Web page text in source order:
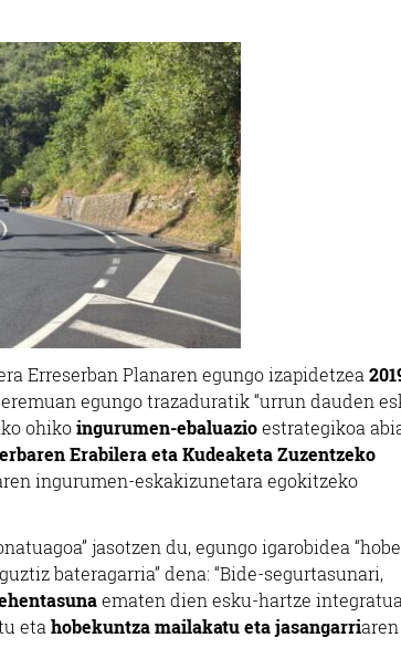
Erreserban Planaren egungo izapidetzea
egungo trazaduratik “urrun dauden
ohikoingurumen-ebaluazioestrategikoa
Erabilera eta Kudeaketa Zuzentzeko
ingurumen-eskakizunetara egokitzeko
jasotzen du, egungo igarobidea
bateragarria” dena: “Bide-segurtasunari,
ematen dien esku-hartze
eta hobekuntza mailakatu eta jasangarriaren